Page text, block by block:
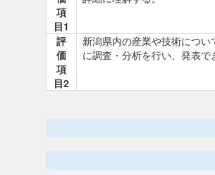
項
目1
評
価
項
目2
新潟県内の産業や技術につい
に調査・分析を行い、発表で